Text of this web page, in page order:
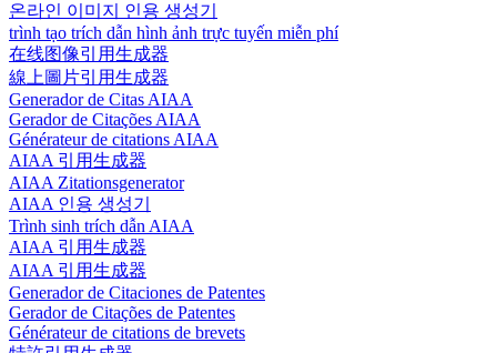
온라인 이미지 인용 생성기
trình tạo trích dẫn hình ảnh trực tuyến miễn phí
在线图像引用生成器
線上圖片引用生成器
Generador de Citas AIAA
Gerador de Citações AIAA
Générateur de citations AIAA
AIAA 引用生成器
AIAA Zitationsgenerator
AIAA 인용 생성기
Trình sinh trích dẫn AIAA
AIAA 引用生成器
AIAA 引用生成器
Generador de Citaciones de Patentes
Gerador de Citações de Patentes
Générateur de citations de brevets